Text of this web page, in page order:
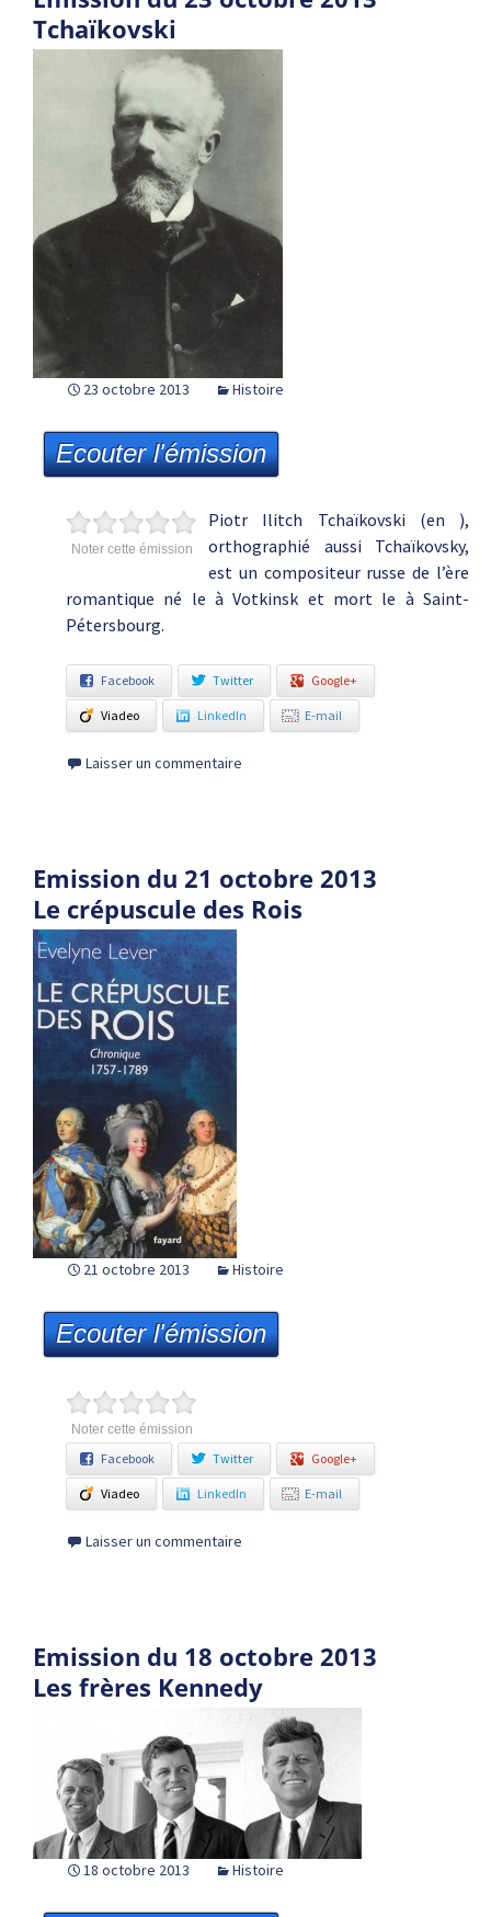
Tchaïkovski
23 octobre 2013 Histoire
Ecouter l'émission
Noter cette émission
Piotr Ilitch Tchaïkovski (en ),
orthographié aussi Tchaïkovsky,
est un compositeur russe de l’ère
romantique né le à Votkinsk et mort le à Saint-
Pétersbourg.
Facebook Twitter Google+
Viadeo LinkedIn E-mail
Laisser un commentaire
Emission du 21 octobre 2013
Le crépuscule des Rois
21 octobre 2013 Histoire
Ecouter l'émission
Noter cette émission
Facebook Twitter Google+
Viadeo LinkedIn E-mail
Laisser un commentaire
Emission du 18 octobre 2013
Les frères Kennedy
18 octobre 2013 Histoire